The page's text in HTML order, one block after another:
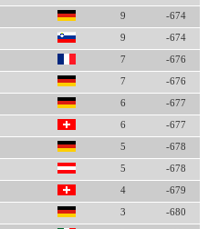
9 -674
9 -674
7 -676
7 -676
6 -677
6 -677
5 -678
5 -678
4 -679
3 -680